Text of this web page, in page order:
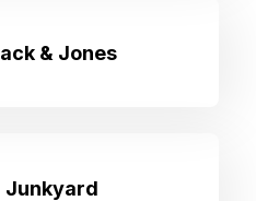
& Jones
Junkyard